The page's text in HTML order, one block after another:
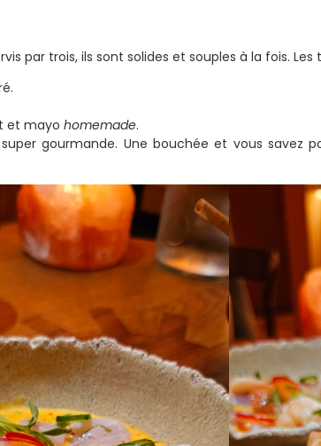
par trois, ils sont solides et souples à la fois.
et mayo homemade.
gourmande. Une bouchée et vous savez